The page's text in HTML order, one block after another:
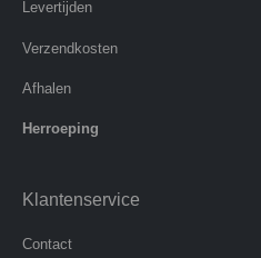
Levertijden
Verzendkosten
Afhalen
Herroeping
Klantenservice
Contact